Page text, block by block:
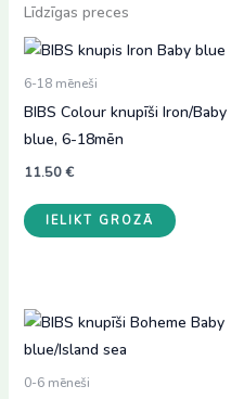
Līdzīgas preces
6-18 mēneši
BIBS Colour knupīši Iron/Baby
blue, 6-18mēn
11.50€
IELIKT GROZĀ
0-6 mēneši